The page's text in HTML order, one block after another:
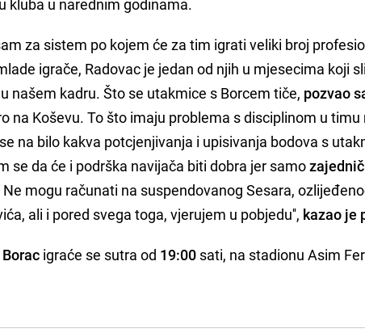
za sistem po kojem će za tim igrati veliki broj
igrače, Radovac je jedan od njih u mjesecima koji
našem kadru. Što se utakmice s Borcem tiče, pozvao
na Koševu. To što imaju problema s disciplinom u
na bilo kakva potcjenjivanja i upisivanja bodova s
se da će i podrška navijača biti dobra jer samo
Ne mogu računati na suspendovanog Sesara,
ali i pored svega toga, vjerujem u pobjedu'', kazao je
igraće se sutra od 19:00 sati, na stadionu Asim